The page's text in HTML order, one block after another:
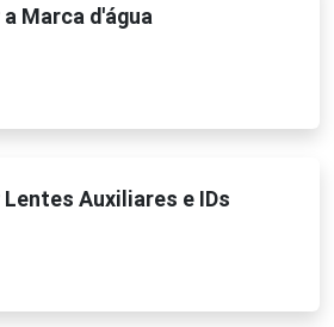
Marca d'água
Auxiliares e IDs